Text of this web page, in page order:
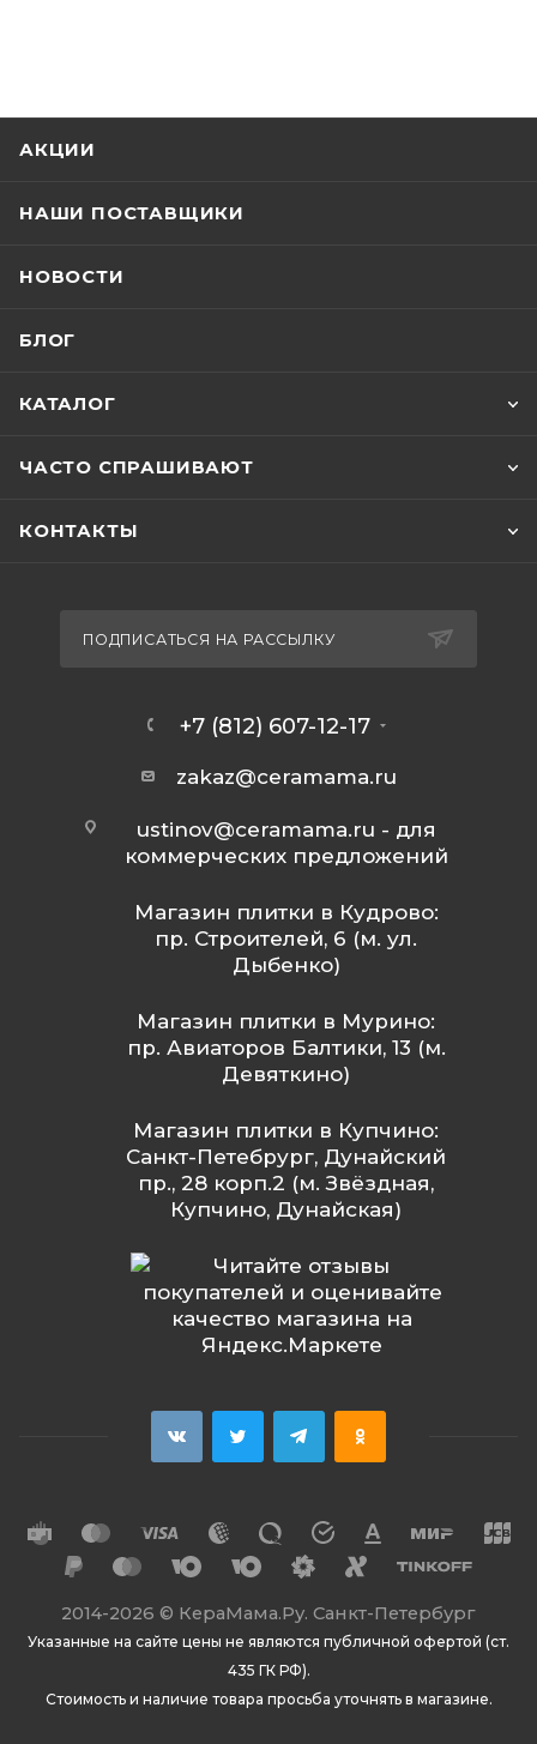
АКЦИИ
НАШИ ПОСТАВЩИКИ
НОВОСТИ
БЛОГ
КАТАЛОГ
ЧАСТО СПРАШИВАЮТ
КОНТАКТЫ
ПОДПИСАТЬСЯ НА РАССЫЛКУ
+7 (812) 607-12-17
zakaz@ceramama.ru
ustinov@ceramama.ru - для
коммерческих предложений
Магазин плитки в Кудрово:
пр. Строителей, 6 (м. ул.
Дыбенко)
Магазин плитки в Мурино:
пр. Авиаторов Балтики, 13 (м.
Девяткино)
Магазин плитки в Купчино:
Санкт-Петебрург, Дунайский
пр., 28 корп.2 (м. Звёздная,
Купчино, Дунайская)
2014-2026 © КераМама.Ру. Санкт-Петербург
Указанные на сайте цены не являются публичной офертой (ст.
435 ГК РФ).
Стоимость и наличие товара просьба уточнять в магазине.